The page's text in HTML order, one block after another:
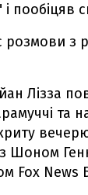
розмови з
Лізза
та
Fox